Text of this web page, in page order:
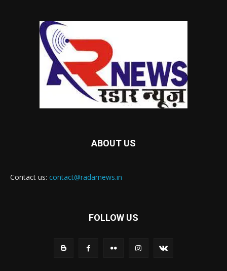
ABOUT US
Contact us: contact@radarnews.in
FOLLOW US